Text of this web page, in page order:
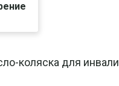
коляска для